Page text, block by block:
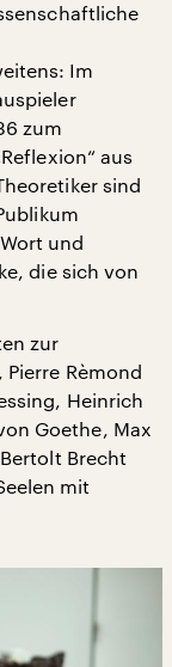
Im
zum
aus
sind
und
die sich von
zur
Rèmond
Heinrich
Goethe, Max
Brecht
mit